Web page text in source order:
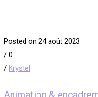
Posted on 24 août 2023
/ 0
/ Krystel